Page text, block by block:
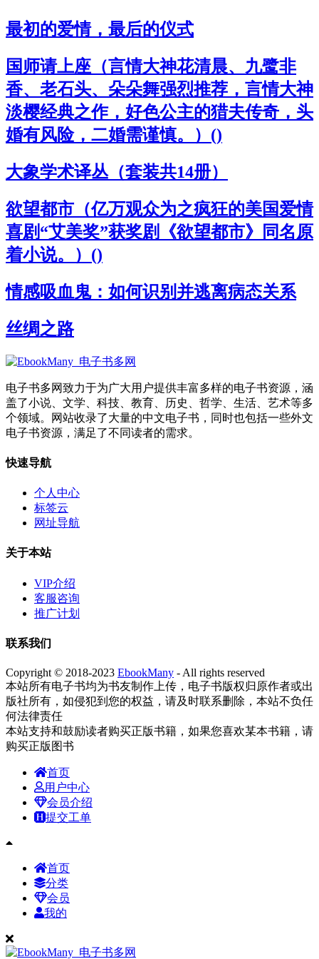
最初的爱情，最后的仪式
国师请上座（言情大神花清晨、九鹭非
香、老石头、朵朵舞强烈推荐，言情大神
淡樱经典之作，好色公主的猎夫传奇，头
婚有风险，二婚需谨慎。）()
大象学术译丛（套装共14册）
欲望都市（亿万观众为之疯狂的美国爱情
喜剧“艾美奖”获奖剧《欲望都市》同名原
着小说。）()
情感吸血鬼：如何识别并逃离病态关系
丝绸之路
电子书多网致力于为广大用户提供丰富多样的电子书资源，涵
盖了小说、文学、科技、教育、历史、哲学、生活、艺术等多
个领域。网站收录了大量的中文电子书，同时也包括一些外文
电子书资源，满足了不同读者的需求。
快速导航
个人中心
标签云
网址导航
关于本站
VIP介绍
客服咨询
推广计划
联系我们
Copyright © 2018-2023 EbookMany - All rights reserved
本站所有电子书均为书友制作上传，电子书版权归原作者或出
版社所有，如侵犯到您的权益，请及时联系删除，本站不负任
何法律责任
本站支持和鼓励读者购买正版书籍，如果您喜欢某本书籍，请
购买正版图书
首页
用户中心
会员介绍
提交工单
首页
分类
会员
我的